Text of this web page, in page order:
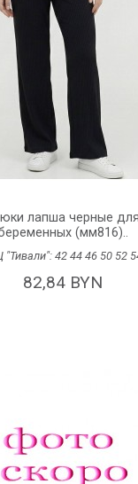
лапша черные
(мм816)..
"Тивали":424446 50 52
82,84 BYN